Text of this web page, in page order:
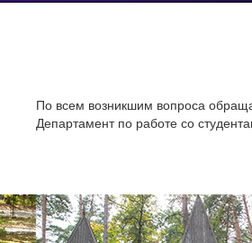
По всем возникшим вопроса
Департамент по работе со